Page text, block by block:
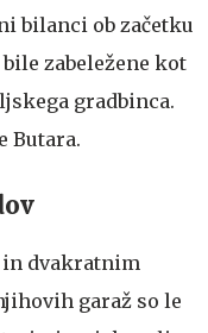
bilanci ob začetku
zabeležene kot
gradbinca.
Butara.
in dvakratnim
garaž so le